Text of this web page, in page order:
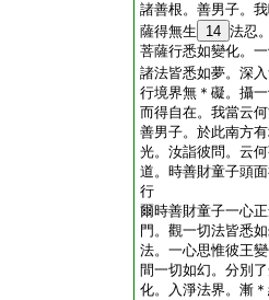
諸善根。善男子。
薩得無生
14 法忍
菩薩行悉如變化。
諸法皆悉如夢。深
行境界無＊礙。攝
而得自在。我當云
善男子。於此南方
光。汝詣彼問。云
道。時善財童子頭
行
爾時善財童子一心
門。觀一切法皆悉
法。一心思惟彼王
間一切如幻。分別
化。入淨法界。漸